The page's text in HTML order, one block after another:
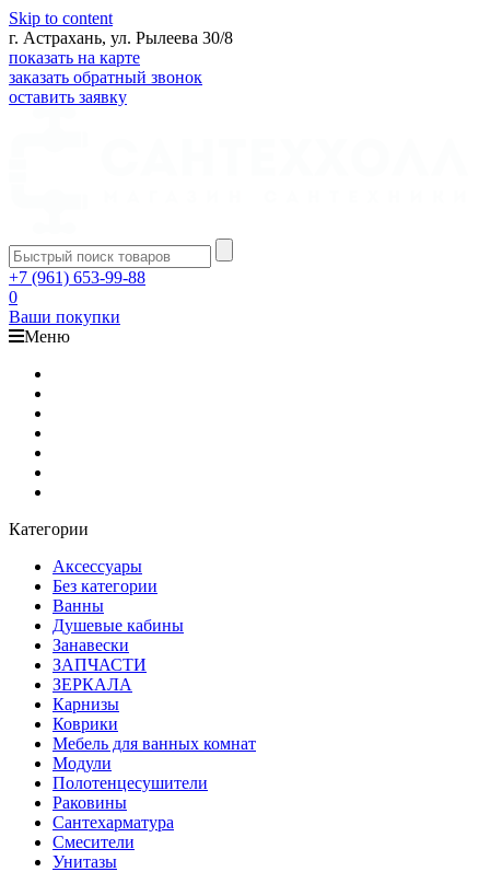
Skip to content
г. Астрахань, ул. Рылеева 30/8
показать на карте
заказать обратный звонок
оставить заявку
+7 (961) 653-99-88
0
Ваши покупки
Меню
Категории
Аксессуары
Без категории
Ванны
Душевые кабины
Занавески
ЗАПЧАСТИ
ЗЕРКАЛА
Карнизы
Коврики
Мебель для ванных комнат
Модули
Полотенцесушители
Раковины
Сантехарматура
Смесители
Унитазы